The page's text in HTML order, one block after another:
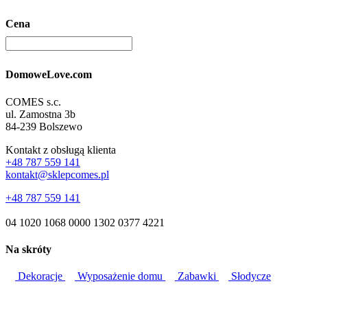
Cena
DomoweLove.com
COMES s.c.
ul. Zamostna 3b
84-239 Bolszewo
Kontakt z obsługą klienta
+48 787 559 141
kontakt@sklepcomes.pl
+48 787 559 141
04 1020 1068 0000 1302 0377 4221
Na skróty
Dekoracje Wyposażenie domu Zabawki Słodycze